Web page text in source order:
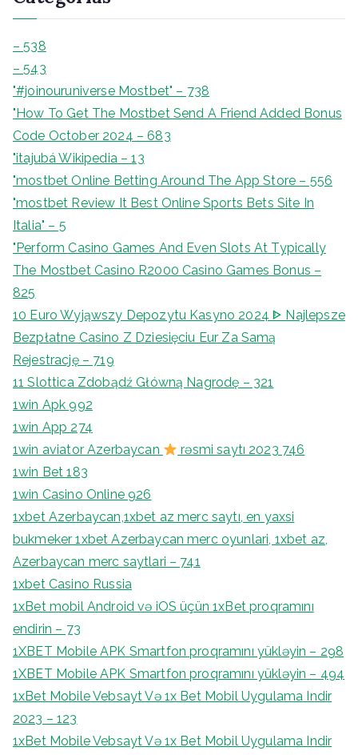
– 538
– 543
"#joinouruniverse Mostbet" – 738
"How To Get The Mostbet Send A Friend Added Bonus
Code October 2024 – 683
"itajubá Wikipedia – 13
"‎mostbet Online Betting Around The App Store – 556
"mostbet Review It Best Online Sports Bets Site In
Italia" – 5
"Perform Casino Games And Even Slots At Typically
The Mostbet Casino R2000 Casino Games Bonus –
825
10 Euro Wyjąwszy Depozytu Kasyno 2024 ᐈ Najlepsze
Bezpłatne Casino Z Dziesięciu Eur Za Samą
Rejestrację – 719
11 Slottica Zdobądź Główną Nagrodę – 321
1win Apk 992
1win App 274
1win aviator Azerbaycan
rəsmi saytı 2023 746
1win Bet 183
1win Casino Online 926
1xbet Azerbaycan,1xbet az merc saytı, en yaxsi
bukmeker 1xbet Azerbaycan merc oyunlari, 1xbet az,
Azerbaycan merc saytlari – 741
1xbet Casino Russia
1xBet mobil Android və iOS üçün 1xBet proqramını
endirin – 73
1XBET Mobile APK Smartfon proqramını yükləyin – 298
1XBET Mobile APK Smartfon proqramını yükləyin – 494
1xBet Mobile Vebsayt Və 1x Bet Mobil Uygulama Indir
2023 – 123
1xBet Mobile Vebsayt Və 1x Bet Mobil Uygulama Indir